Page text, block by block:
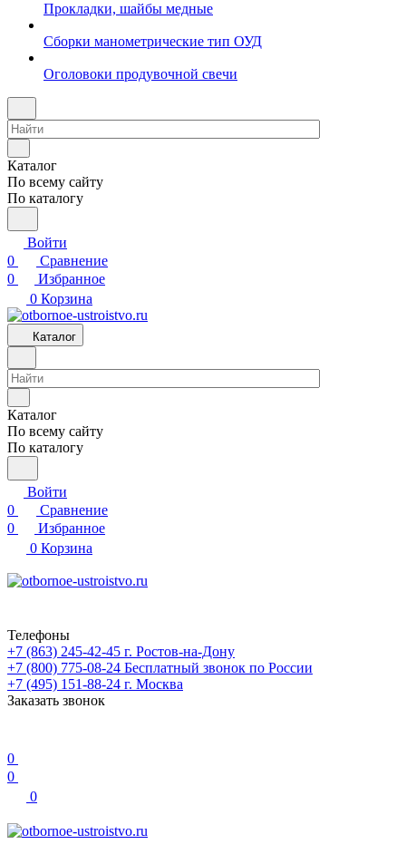
Прокладки, шайбы медные
Сборки манометрические тип ОУД
Оголовоки продувочной свечи
Каталог
По всему сайту
По каталогу
Войти
0
Сравнение
0
Избранное
0 Корзина
Каталог
Каталог
По всему сайту
По каталогу
Войти
0
Сравнение
0
Избранное
0 Корзина
Телефоны
+7 (863) 245-42-45 г. Ростов-на-Дону
+7 (800) 775-08-24 Бесплатный звонок по России
+7 (495) 151-88-24 г. Москва
Заказать звонок
0
0
0